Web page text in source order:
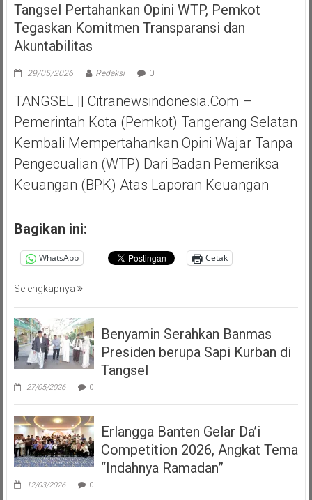
Tangsel Pertahankan Opini WTP, Pemkot
Tegaskan Komitmen Transparansi dan
Akuntabilitas
29/05/2026 Redaksi 0
TANGSEL || Citranewsindonesia.com –
Pemerintah Kota (Pemkot) Tangerang Selatan
Kembali Mempertahankan Opini Wajar Tanpa
Pengecualian (WTP) Dari Badan Pemeriksa
Keuangan (BPK) Atas Laporan Keuangan
Bagikan ini:
WhatsApp Cetak
Selengkapnya
Benyamin Serahkan Banmas
Presiden berupa Sapi Kurban di
Tangsel
27/05/2026 0
Erlangga Banten Gelar Da’i
Competition 2026, Angkat Tema
“Indahnya Ramadan”
12/03/2026 0